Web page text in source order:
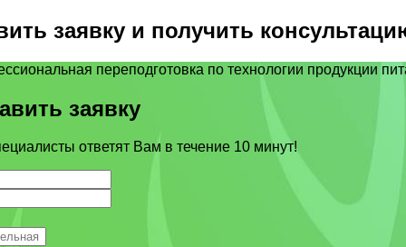
заявку и получить
заявку
ответят Вам в течение 10 минут!